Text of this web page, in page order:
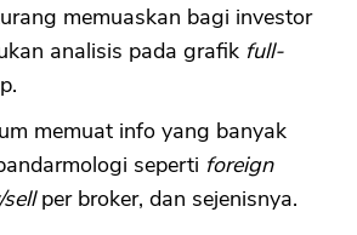
memuaskan bagi investor
analisis pada grafik full-
memuat info yang banyak
seperti foreign
per broker, dan sejenisnya.